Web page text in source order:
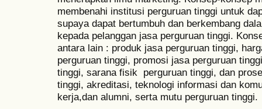
membenahi institusi perguruan tinggi untuk
supaya dapat bertumbuh dan berkembang
kepada pelanggan jasa perguruan tinggi.
antara lain : produk jasa perguruan tinggi,
perguruan tinggi, promosi jasa perguruan
tinggi, sarana fisik perguruan tinggi, dan
tinggi, akreditasi, teknologi informasi dan
kerja,dan alumni, serta mutu perguruan tinggi.